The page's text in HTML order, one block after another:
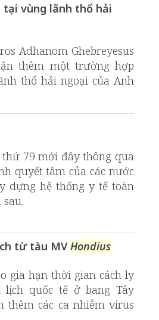
tại vùng lãnh thổ hải
Adhanom Ghebreyesus
thêm một trường hợp
thổ hải ngoại của Anh
79 mới đây thông qua
quyết tâm của các nước
dựng hệ thống y tế toàn
từ tàu MV Hondius
gia hạn thời gian cách ly
quốc tế ở bang Tây
thêm các ca nhiễm virus